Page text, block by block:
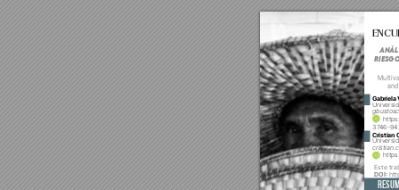
Gabriela

Este

Cristian